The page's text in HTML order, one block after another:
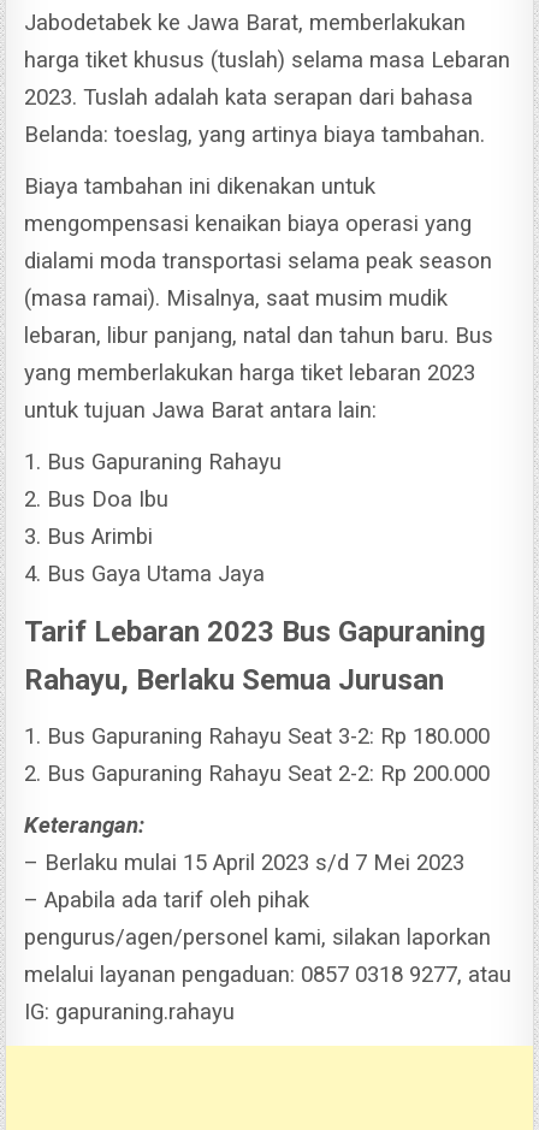
Jabodetabek ke Jawa Barat, memberlakukan
harga tiket khusus (tuslah) selama masa Lebaran
2023.Tuslah adalah kata serapan dari bahasa
Belanda: toeslag, yang artinya biaya tambahan.
Biaya tambahan ini dikenakan untuk
mengompensasi kenaikan biaya operasi yang
dialami moda transportasi selama peak season
(masa ramai). Misalnya, saat musim mudik
lebaran, libur panjang, natal dan tahun baru. Bus
yang memberlakukan harga tiket lebaran 2023
untuk tujuan Jawa Barat antara lain:
1. Bus Gapuraning Rahayu
2. Bus Doa Ibu
3. Bus Arimbi
4. Bus Gaya Utama Jaya
Tarif Lebaran 2023 Bus Gapuraning
Rahayu, Berlaku Semua Jurusan
1. Bus Gapuraning Rahayu Seat 3-2: Rp 180.000
2. Bus Gapuraning Rahayu Seat 2-2: Rp 200.000
Keterangan:
– Berlaku mulai 15 April 2023 s/d 7 Mei 2023
– Apabila ada tarif oleh pihak
pengurus/agen/personel kami, silakan laporkan
melalui layanan pengaduan: 0857 0318 9277, atau
IG: gapuraning.rahayu